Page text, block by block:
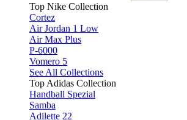
Top Nike Collection
Cortez
Air Jordan 1 Low
Air Max Plus
P-6000
Vomero 5
See All Collections
Top Adidas Collection
Handball Spezial
Samba
Adilette 22